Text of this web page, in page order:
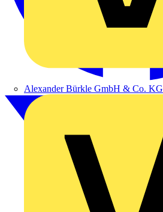
Alexander Bürkle GmbH & Co. KG